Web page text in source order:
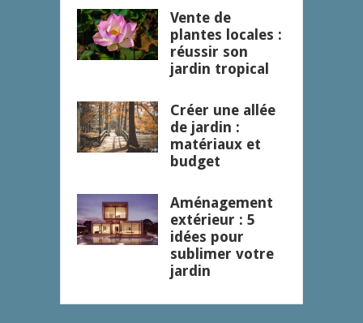
Vente de
plantes locales :
réussir son
jardin tropical
Créer une allée
de jardin :
matériaux et
budget
Aménagement
extérieur : 5
idées pour
sublimer votre
jardin